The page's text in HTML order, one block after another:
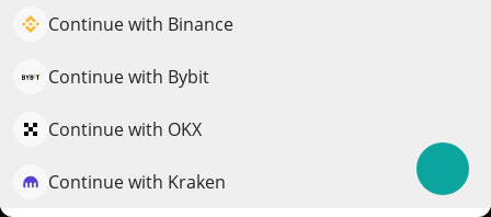
Continue with Binance
Continue with Bybit
Continue with OKX
Continue with Kraken
Mais informação
4842
Token Teknoloji A.Ş.
EUROT
Impulsione o crescimento do seu portfólio com IA
QuantPilot é uma plataforma completa de estratégias onde
estratégias e conduzem pesquisas de mercado
Experimente grátis